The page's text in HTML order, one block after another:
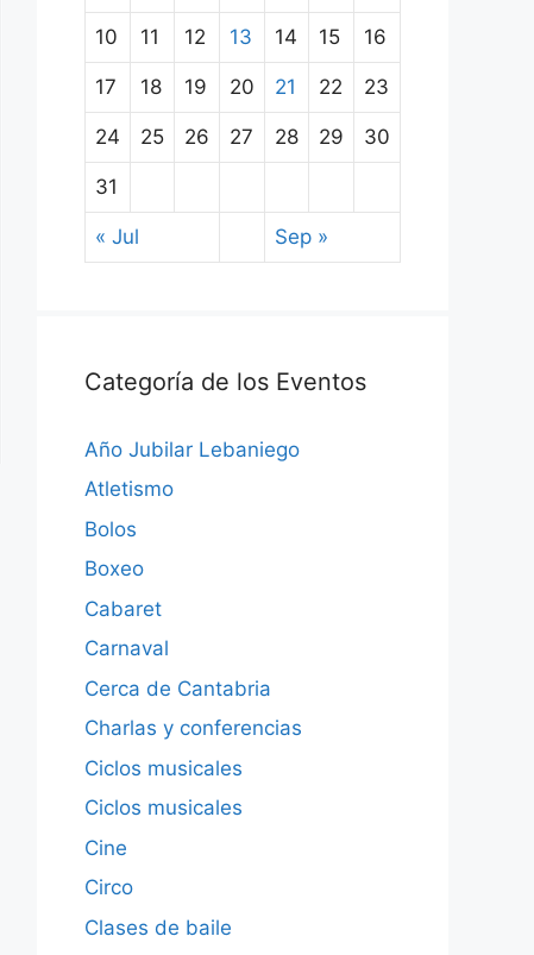
10 11 12 13 14 15 16
17 18 19 20 21 22 23
24 25 26 27 28 29 30
31
« Jul Sep »
Categoría de los Eventos
Año Jubilar Lebaniego
Atletismo
Bolos
Boxeo
Cabaret
Carnaval
Cerca de Cantabria
Charlas y conferencias
Ciclos musicales
Ciclos musicales
Cine
Circo
Clases de baile